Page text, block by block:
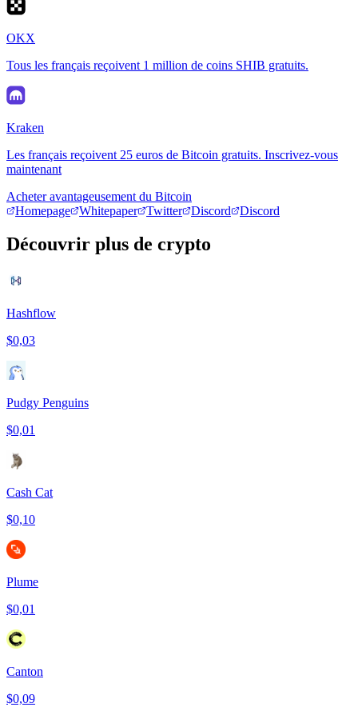
OKX
Tous les français reçoivent 1 million de coins SHIB gratuits.
Kraken
Les français reçoivent 25 euros de Bitcoin gratuits. Inscrivez-vous
maintenant
Acheter avantageusement du Bitcoin
Homepage
Whitepaper Twitter Discord Discord
Découvrir plus de crypto
Hashflow
$0,03
Pudgy Penguins
$0,01
Cash Cat
$0,10
Plume
$0,01
Canton
$0,09